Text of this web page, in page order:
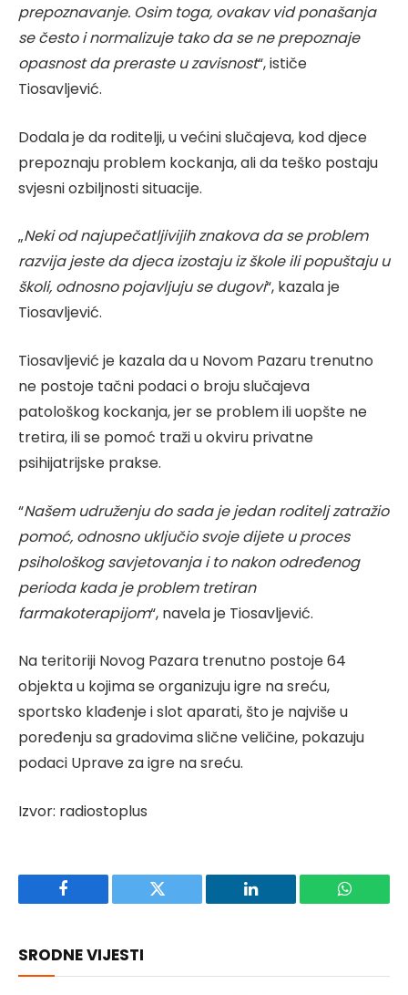
prepoznavanje. Osim toga, ovakav vid ponašanja
se često i normalizuje tako da se ne prepoznaje
opasnost da preraste u zavisnost“, ističe
Tiosavljević.
Dodala je da roditelji, u većini slučajeva, kod djece
prepoznaju problem kockanja, ali da teško postaju
svjesni ozbiljnosti situacije.
„Neki od najupečatljivijih znakova da se problem
razvija jeste da djeca izostaju iz škole ili popuštaju u
školi, odnosno pojavljuju se dugovi“, kazala je
Tiosavljević.
Tiosavljević je kazala da u Novom Pazaru trenutno
ne postoje tačni podaci o broju slučajeva
patološkog kockanja, jer se problem ili uopšte ne
tretira, ili se pomoć traži u okviru privatne
psihijatrijske prakse.
“Našem udruženju do sada je jedan roditelj zatražio
pomoć, odnosno uključio svoje dijete u proces
psihološkog savjetovanja i to nakon određenog
perioda kada je problem tretiran
farmakoterapijom“, navela je Tiosavljević.
Na teritoriji Novog Pazara trenutno postoje 64
objekta u kojima se organizuju igre na sreću,
sportsko klađenje i slot aparati, što je najviše u
poređenju sa gradovima slične veličine, pokazuju
podaci Uprave za igre na sreću.
Izvor: radiostoplus
Facebook Twitter LinkedIn
SRODNE VIJESTI